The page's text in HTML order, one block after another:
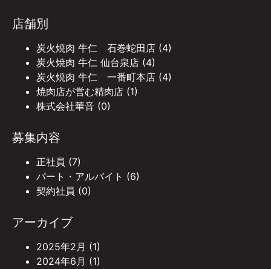
店舗別
炭火焼肉 牛仁 石巻蛇田店 (4)
炭火焼肉 牛仁 仙台泉店 (4)
炭火焼肉 牛仁 一番町本店 (4)
焼肉店が営む精肉店 (1)
株式会社華音 (0)
募集内容
正社員 (7)
パート・アルバイト (6)
契約社員 (0)
アーカイブ
2025年2月 (1)
2024年6月 (1)